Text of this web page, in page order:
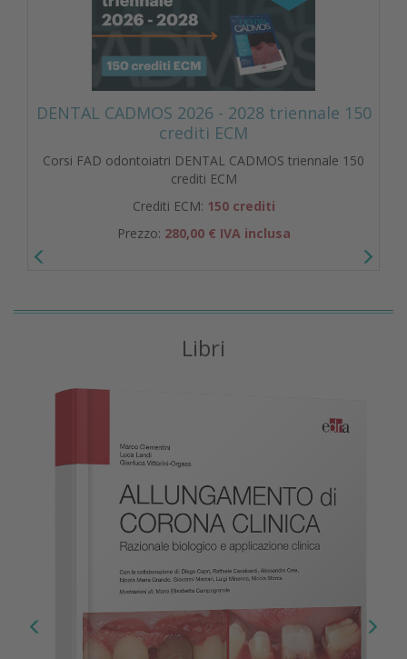
DENTAL CADMOS 2026 - 2028 triennale 150
crediti ECM
Corsi FAD odontoiatri DENTAL CADMOS triennale 150
crediti ECM
Crediti ECM: 150 crediti
Prezzo: 280,00 € IVA inclusa
Libri